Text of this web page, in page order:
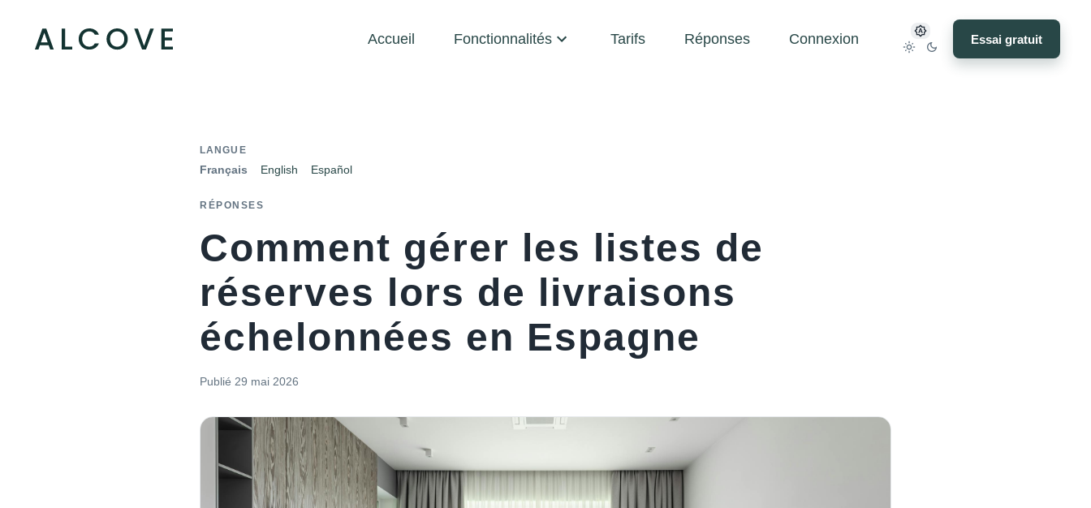
Accueil Fonctionnalités Tarifs Réponses Connexion Essai gratuit
LANGUE
Français English Español
RÉPONSES
Comment gérer les listes de
réserves lors de livraisons
échelonnées en Espagne
Publié 29 mai 2026